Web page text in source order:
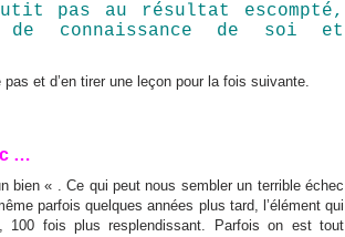
pas au résultat escompté,
connaissance de soi et
et d’en tirer une leçon pour la fois suivante.
…
bien « . Ce qui peut nous sembler un terrible échec
parfois quelques années plus tard, l’élément qui
100 fois plus resplendissant. Parfois on est tout